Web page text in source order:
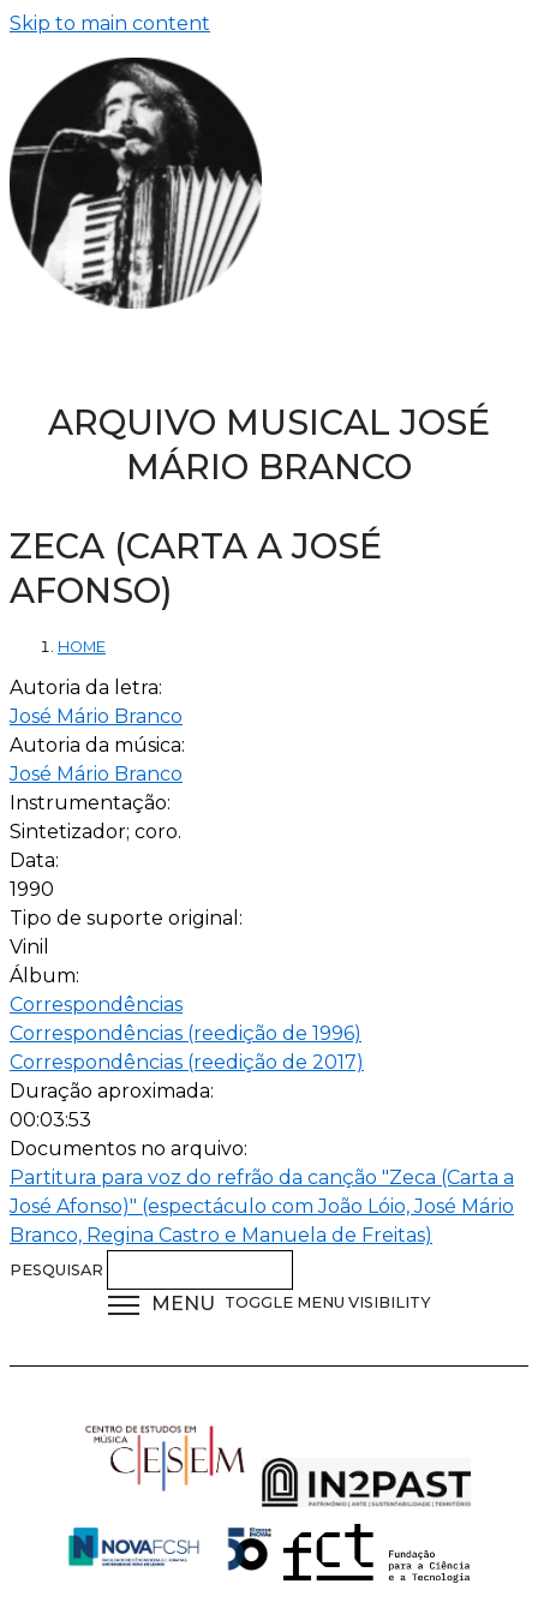
Skip to main content
ARQUIVO MUSICAL JOSÉ
MÁRIO BRANCO
ZECA (CARTA A JOSÉ
AFONSO)
HOME
Autoria da letra:
José Mário Branco
Autoria da música:
José Mário Branco
Instrumentação:
Sintetizador; coro.
Data:
1990
Tipo de suporte original:
Vinil
Álbum:
Correspondências
Correspondências (reedição de 1996)
Correspondências (reedição de 2017)
Duração aproximada:
00:03:53
Documentos no arquivo:
Partitura para voz do refrão da canção "Zeca (Carta a
José Afonso)" (espectáculo com João Lóio, José Mário
Branco, Regina Castro e Manuela de Freitas)
PESQUISAR
MENU TOGGLE MENU VISIBILITY